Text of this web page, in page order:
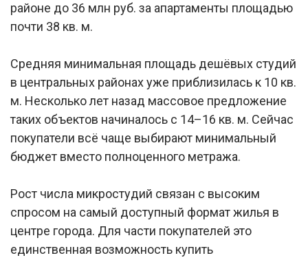
районе до 36 млн руб. за апартаменты площадью
почти 38 кв. м.
Средняя минимальная площадь дешёвых студий
в центральных районах уже приблизилась к 10 кв.
м. Несколько лет назад массовое предложение
таких объектов начиналось с 14–16 кв. м. Сейчас
покупатели всё чаще выбирают минимальный
бюджет вместо полноценного метража.
Рост числа микростудий связан с высоким
спросом на самый доступный формат жилья в
центре города. Для части покупателей это
единственная возможность купить